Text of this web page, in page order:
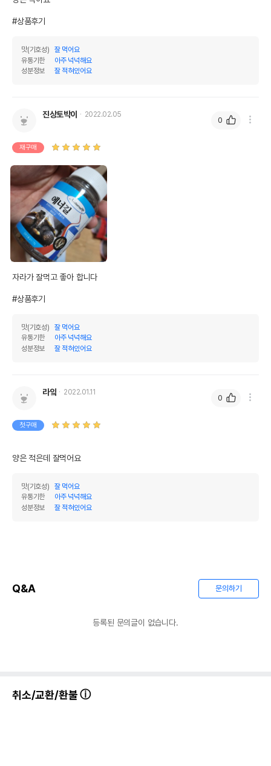
#상품후기
맛(기호성)
잘 먹어요
유통기한
아주 넉넉해요
성분정보
잘 적혀있어요
진상토박이 2022.02.05
재구매
자라가 잘먹고 좋아 합니다
#상품후기
맛(기호성)
잘 먹어요
유통기한
아주 넉넉해요
성분정보
잘 적혀있어요
0
라잌 2022.01.11
첫구매
양은 적은데 잘먹어요
맛(기호성)
잘 먹어요
유통기한
아주 넉넉해요
성분정보
잘 적혀있어요
0
Q&A 문의하기
등록된 문의글이 없습니다.
취소/교환/환불